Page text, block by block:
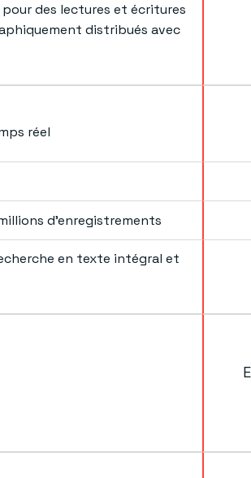
des lectures et écritures
distribués avec
réel
d’enregistrements
en texte intégral et